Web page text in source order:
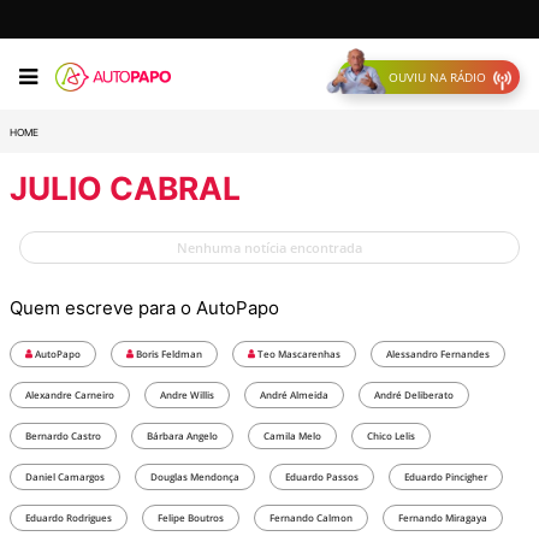
OUVIU NA RÁDIO
HOME
JULIO CABRAL
Nenhuma notícia encontrada
Quem escreve para o AutoPapo
AutoPapo Boris Feldman Teo Mascarenhas Alessandro Fernandes
Alexandre Carneiro Andre Willis André Almeida André Deliberato
Bernardo Castro Bárbara Angelo Camila Melo Chico Lelis
Daniel Camargos Douglas Mendonça Eduardo Passos Eduardo Pincigher
Eduardo Rodrigues Felipe Boutros Fernando Calmon Fernando Miragaya